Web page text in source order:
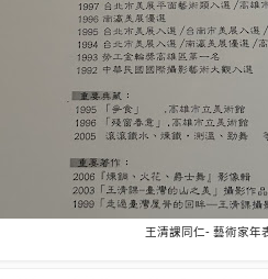
王清課同仁- 藝術家年